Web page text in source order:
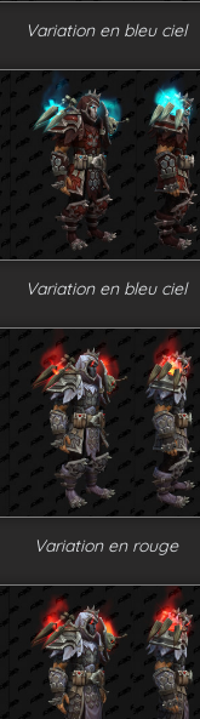
Variation en bleu ciel
Variation en bleu ciel
Variation en rouge